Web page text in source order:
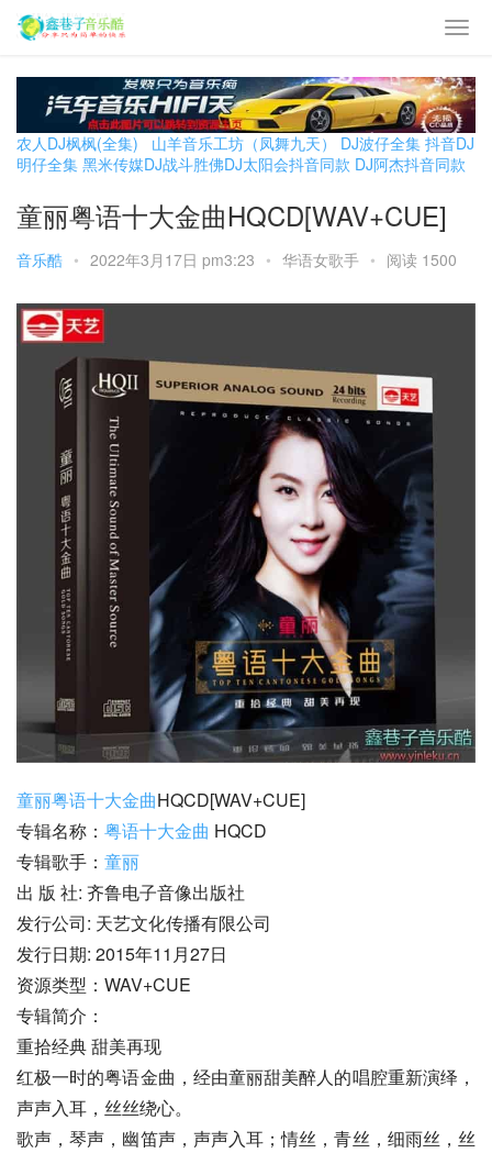
农人DJ枫枫(全集) 山羊音乐工坊（凤舞九天） DJ波仔全集 抖音DJ
明仔全集 黑米传媒DJ战斗胜佛DJ太阳会抖音同款 DJ阿杰抖音同款
童丽粤语十大金曲HQCD[WAV+CUE]
音乐酷 • 2022年3月17日 pm3:23 • 华语女歌手 • 阅读 1500
童丽粤语十大金曲HQCD[WAV+CUE]
专辑名称： 粤语十大金曲 HQCD
专辑歌手： 童丽
出 版 社: 齐鲁电子音像出版社
发行公司: 天艺文化传播有限公司
发行日期: 2015年11月27日
资源类型：WAV+CUE
专辑简介：
重拾经典 甜美再现
红极一时的粤语金曲，经由童丽甜美醉人的唱腔重新演绎，
声声入耳，丝丝绕心。
歌声，琴声，幽笛声，声声入耳；情丝，青丝，细雨丝，丝